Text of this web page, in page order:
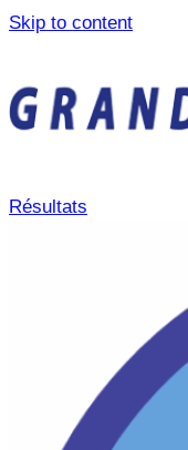
Skip to content
Résultats